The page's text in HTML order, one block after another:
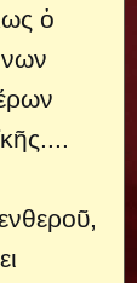
ὁ